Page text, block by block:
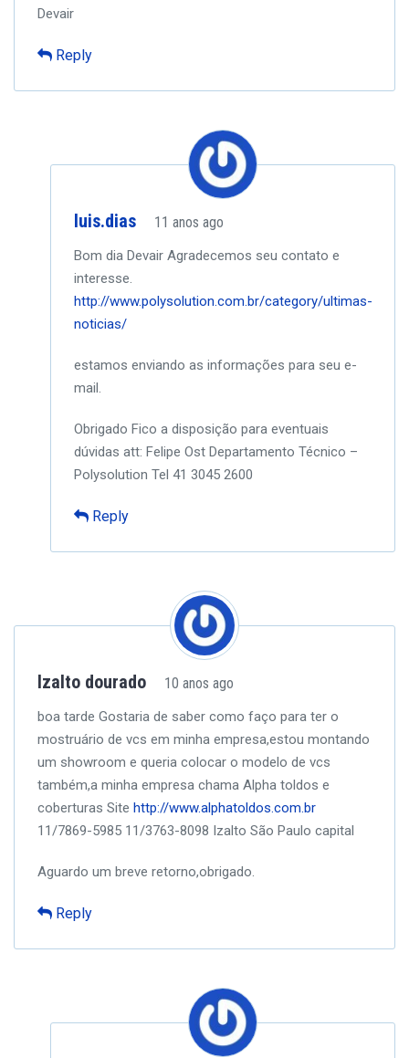
Devair
Reply
luis.dias 11 anos ago
Bom dia Devair Agradecemos seu contato e
interesse.
http://www.polysolution.com.br/category/ultimas-
noticias/
estamos enviando as informações para seu e-
mail.
Obrigado Fico a disposição para eventuais
dúvidas att: Felipe Ost Departamento Técnico –
Polysolution Tel 41 3045 2600
Reply
Izalto dourado 10 anos ago
boa tarde Gostaria de saber como faço para ter o
mostruário de vcs em minha empresa,estou montando
um showroom e queria colocar o modelo de vcs
também,a minha empresa chama Alpha toldos e
coberturas Site http://www.alphatoldos.com.br
11/7869-5985 11/3763-8098 Izalto São Paulo capital
Aguardo um breve retorno,obrigado.
Reply